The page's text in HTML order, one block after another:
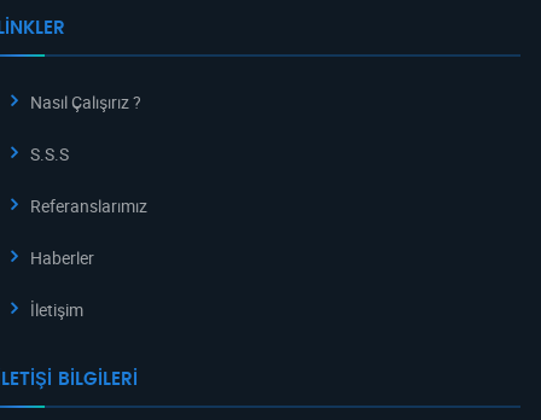
Nasıl Çalışırız ?
S.S.S
Referanslarımız
Haberler
İletişim
BILGILERI